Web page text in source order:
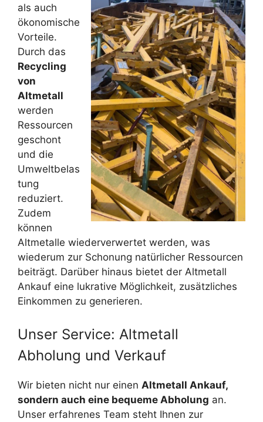
als auch
ökonomische
Vorteile.
Durch das
Recycling
von
Altmetall
werden
Ressourcen
geschont
und die
Umweltbelas
tung
reduziert.
Zudem
können
Altmetalle wiederverwertet werden, was
wiederum zur Schonung natürlicher Ressourcen
beiträgt. Darüber hinaus bietet der Altmetall
Ankauf eine lukrative Möglichkeit, zusätzliches
Einkommen zu generieren.
Unser Service: Altmetall
Abholung und Verkauf
Wir bieten nicht nur einen Altmetall Ankauf,
sondern auch eine bequeme Abholung an.
Unser erfahrenes Team steht Ihnen zur